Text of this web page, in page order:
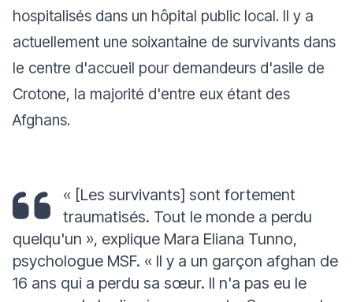
hospitalisés dans un hôpital public local. Il y a
actuellement une soixantaine de survivants dans
le centre d'accueil pour demandeurs d'asile de
Crotone, la majorité d'entre eux étant des
Afghans.
« [Les survivants] sont fortement
traumatisés. Tout le monde a perdu
quelqu'un », explique Mara Eliana Tunno,
psychologue MSF. « Il y a un garçon afghan de
16 ans qui a perdu sa sœur. Il n'a pas eu le